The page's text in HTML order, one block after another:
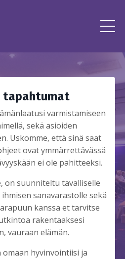
tapahtumat
varmistamiseen
sekä asioiden
Uskomme, että sinä saat
ovat ymmärrettävässä
ei ole pahitteeksi.
on suunniteltu tavalliselle
sanavarastolle sekä
kanssa et tarvitse
rakentaaksesi
vauraan elämän.
hyvinvointiisi ja